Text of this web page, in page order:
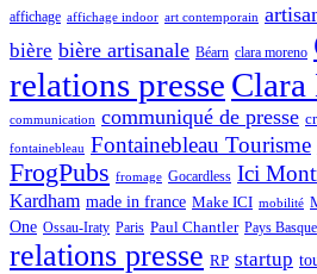
affichage affichage indoor art contemporain
bière bière artisanale Béarn clara moreno
relations presse Clara
communication communiqué de presse
fontainebleau Fontainebleau Tourisme
FrogPubs fromage Gocardless Ici
Kardham made in france Make ICI mobilité
One Ossau-Iraty Paris Paul Chantler Pays Basque
relations presse RP startup